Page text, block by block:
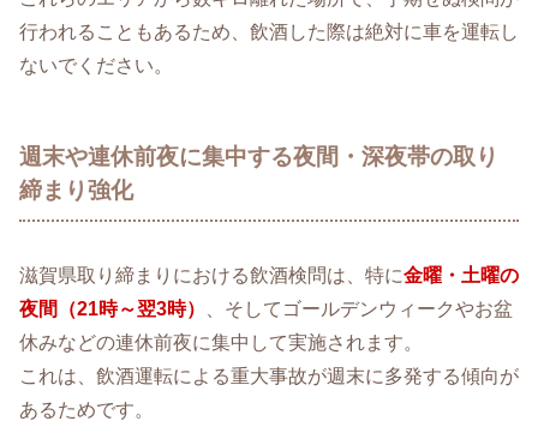
行われることもあるため、飲酒した際は絶対に車を運転し
ないでください。
週末や連休前夜に集中する夜間・深夜帯の取り
締まり強化
滋賀県取り締まりにおける飲酒検問は、特に金曜・土曜の
夜間（21時～翌3時）
、そしてゴールデンウィークやお盆
休みなどの連休前夜に集中して実施されます。
これは、飲酒運転による重大事故が週末に多発する傾向が
あるためです。